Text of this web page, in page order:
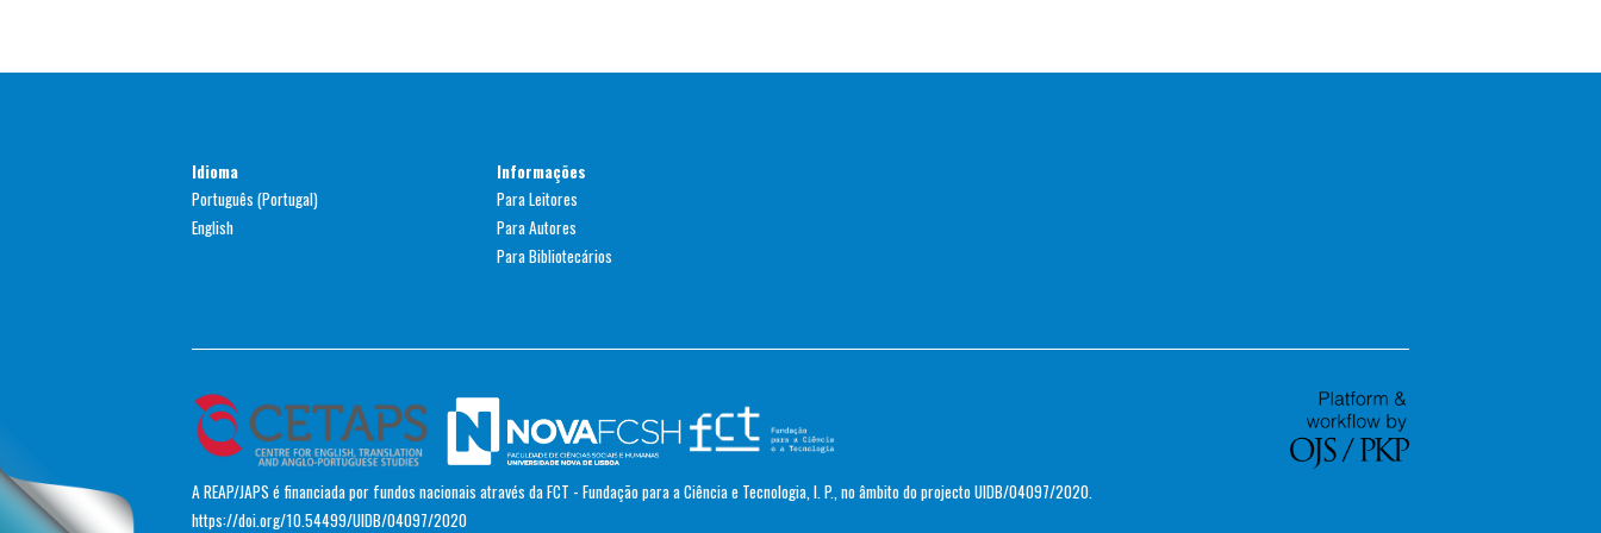
Idioma
Português (Portugal)
English
Informações
Para Leitores
Para Autores
Para Bibliotecários
A REAP/JAPS é financiada por fundos nacionais através da FCT - Fundação para a Ciência e Tecnologia, I. P., no âmbito do projecto UIDB/04097/2020.
https://doi.org/10.54499/UIDB/04097/2020